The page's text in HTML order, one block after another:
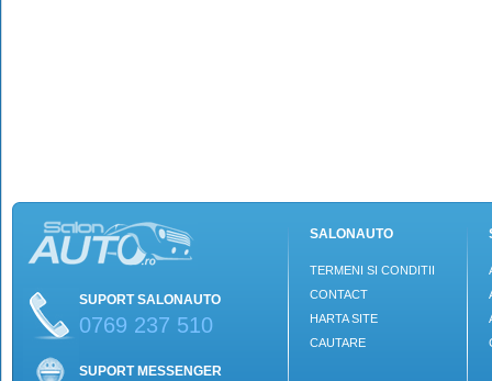
SUPORT SALONAUTO
0769 237 510
SUPORT MESSENGER
SALONAUTO
TERMENI SI CONDITII
CONTACT
HARTA SITE
CAUTARE